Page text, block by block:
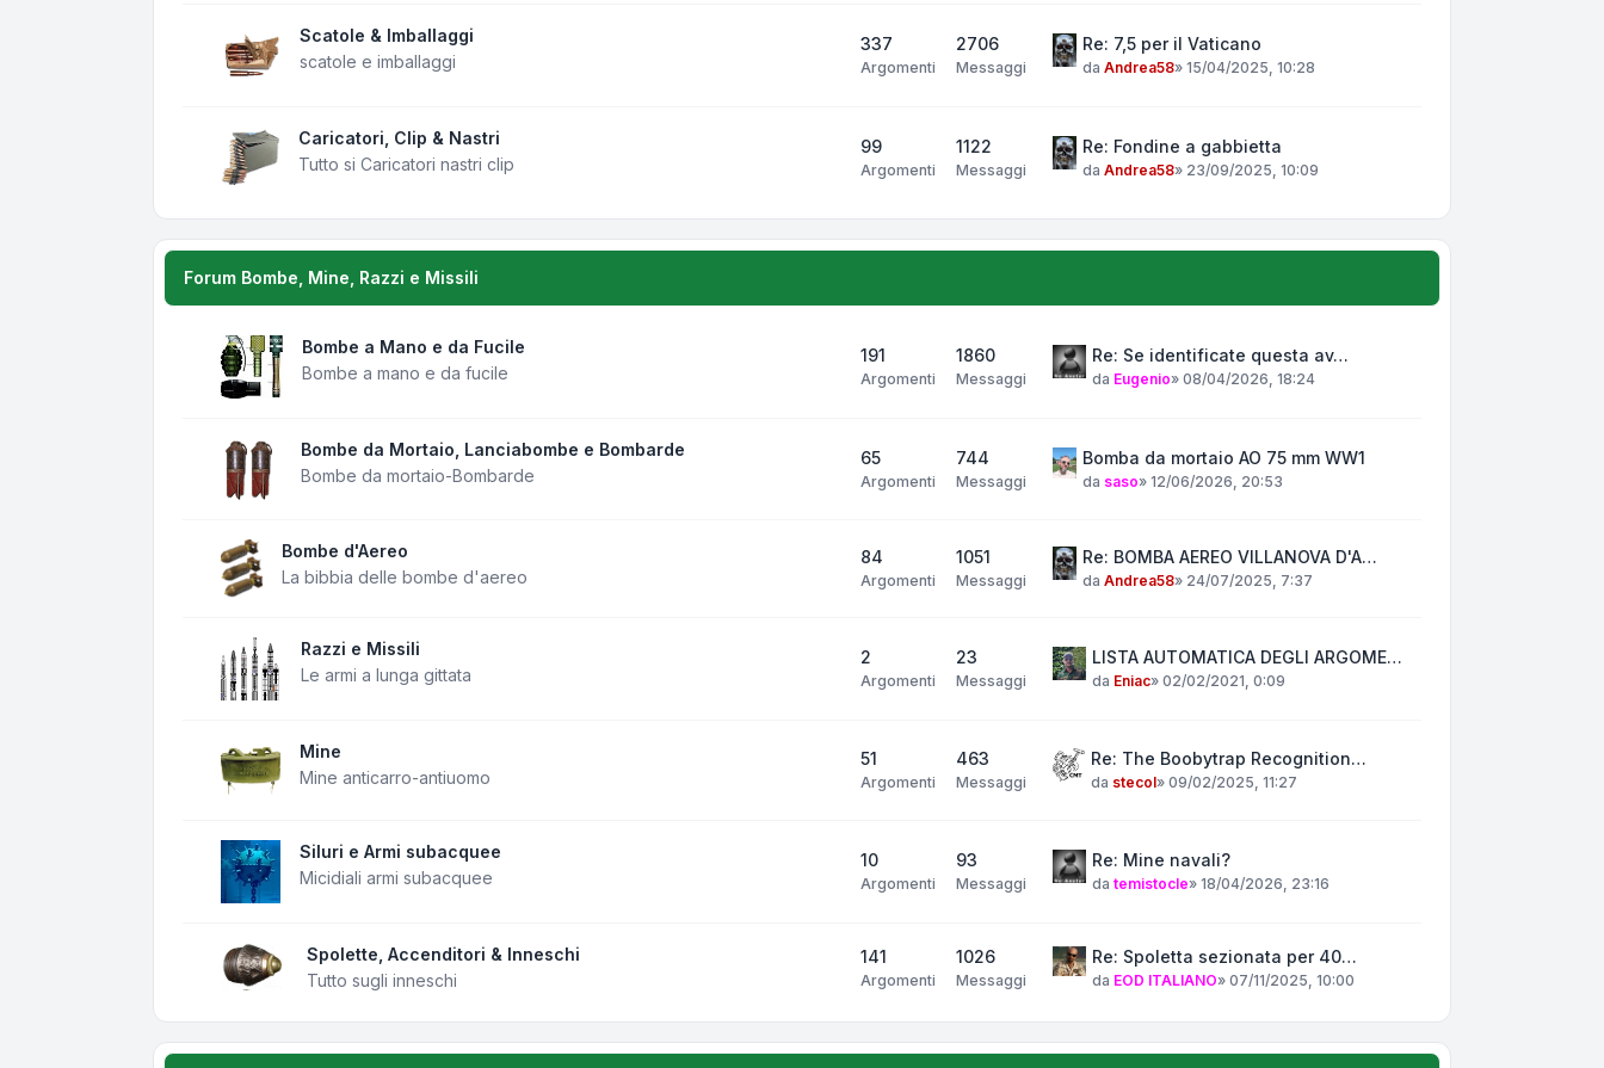
Scatole & Imballaggi
scatole e imballaggi
337
Argomenti
2706
Messaggi
Re: 7,5 per il Vaticano
da Andrea58» 15/04/2025, 10:28
Caricatori, Clip & Nastri
Tutto si Caricatori nastri clip
99
Argomenti
1122
Messaggi
Re: Fondine a gabbietta
da Andrea58» 23/09/2025, 10:09
Forum Bombe, Mine, Razzi e Missili
Bombe a Mano e da Fucile
Bombe a mano e da fucile
191
Argomenti
1860
Messaggi
Re: Se identificate questa av…
da Eugenio» 08/04/2026, 18:24
Bombe da Mortaio, Lanciabombe e Bombarde
Bombe da mortaio-Bombarde
65
Argomenti
744
Messaggi
Bomba da mortaio AO 75 mm WW1
da saso» 12/06/2026, 20:53
Bombe d'Aereo
La bibbia delle bombe d'aereo
84
Argomenti
1051
Messaggi
Re: BOMBA AEREO VILLANOVA D'A…
da Andrea58» 24/07/2025, 7:37
Razzi e Missili
Le armi a lunga gittata
2
Argomenti
23
Messaggi
LISTA AUTOMATICA DEGLI ARGOME…
da Eniac» 02/02/2021, 0:09
Mine
Mine anticarro-antiuomo
51
Argomenti
463
Messaggi
Re: The Boobytrap Recognition…
da stecol» 09/02/2025, 11:27
Siluri e Armi subacquee
Micidiali armi subacquee
10
Argomenti
93
Messaggi
Re: Mine navali?
da temistocle» 18/04/2026, 23:16
Spolette, Accenditori & Inneschi
Tutto sugli inneschi
141
Argomenti
1026
Messaggi
Re: Spoletta sezionata per 40…
da EOD ITALIANO» 07/11/2025, 10:00